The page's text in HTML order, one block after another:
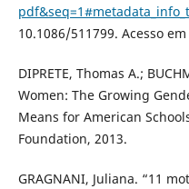
10.1086/511799. Acesso
DIPRETE, Thomas A.;
Women: The Growing
Means for American
Foundation, 2013.
GRAGNANI, Juliana. “11